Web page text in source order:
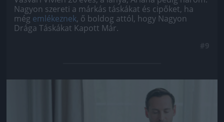
Nagyon szereti a márkás táskákat és cipőket, ha
még emlékeznek, ő boldog attól, hogy Nagyon
Drága Táskákat Kapott Már.